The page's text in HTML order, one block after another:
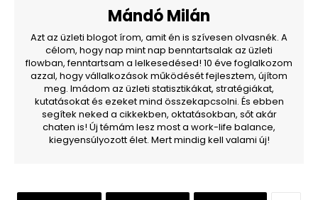
Mándó Milán
Azt az üzleti blogot írom, amit én is szívesen olvasnék. A
célom, hogy nap mint nap benntartsalak az üzleti
flowban, fenntartsam a lelkesedésed! 10 éve foglalkozom
azzal, hogy vállalkozások működését fejlesztem, újítom
meg. Imádom az üzleti statisztikákat, stratégiákat,
kutatásokat és ezeket mind összekapcsolni. És ebben
segítek neked a cikkekben, oktatásokban, sőt akár
chaten is! Új témám lesz most a work-life balance,
kiegyensúlyozott élet. Mert mindig kell valami új!